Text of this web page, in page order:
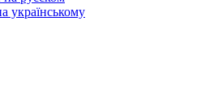
українському